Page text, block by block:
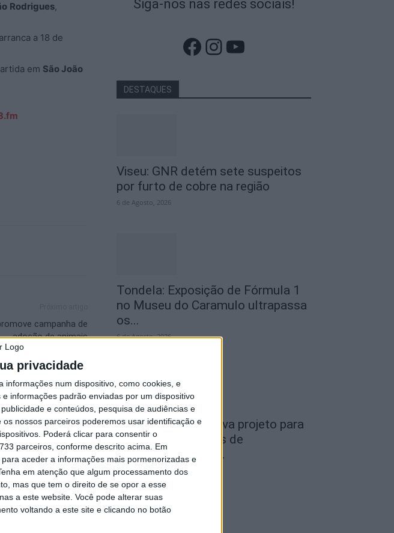
privacidade
informações num dispositivo, como cookies, e
informações padrão enviadas por um dispositivo
e conteúdos, pesquisa de audiências e
nossos parceiros poderemos usar identificação e
Poderá clicar para consentir o
parceiros, conforme descrito acima. Em
aceder a informações mais pormenorizadas e
em atenção que algum processamento dos
mas que tem o direito de se opor a esse
a este website. Você pode alterar suas
voltando a este site e clicando no botão
Rodrigues,
a 18 de
em São João
campanha de
adoção de animais
Babić
Siga-nos nas redes sociais!
Facebook
Instagram
YouTube
DESTAQUES
Viseu: GNR detém sete suspeitos
por furto de cobre na região
6 de Agosto, 2026
Tondela: Exposição de Fórmula 1
no Museu do Caramulo ultrapassa
os...
6 de Agosto, 2026
Viseu: Câmara aprova projeto para
instalar 54 câmaras de
videovigilância em...
6 de Agosto, 2026